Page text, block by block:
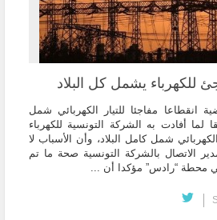
للكهرباء يشمل كل البلاد
انقطاعا مفاجئا للتيار الكهربائي شمل
لما أفادت به الشركة التونسية للكهرباء
شمل كامل البلاد، وأن الأسباب لا
الاتصال بالشركة التونسية صحة ما تم
محطة “رادس” مؤكدا أن ...